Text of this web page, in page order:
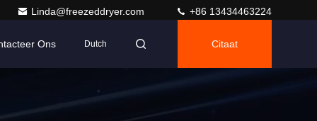
Linda@freezeddryer.com +86 13434463224
Ons Dutch Citaat